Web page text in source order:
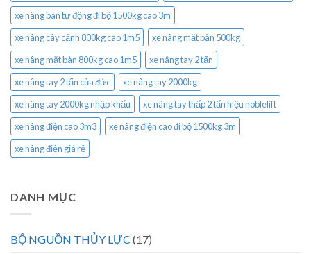
xe nâng bán tự động đi bộ 1500kg cao 3m
xe nâng cây cảnh 800kg cao 1m5
xe nâng mặt bàn 500kg
xe nâng mặt bàn 800kg cao 1m5
xe nâng tay 2 tấn
xe nâng tay 2 tấn của đức
xe nâng tay 2000kg
xe nâng tay 2000kg nhập khẩu
xe nâng tay thấp 2 tấn hiệu noblelift
xe nâng điện cao 3m3
xe nâng điện cao đi bộ 1500kg 3m
xe nâng điện giá rẻ
DANH MỤC
BỘ NGUỒN THỦY LỰC (17)